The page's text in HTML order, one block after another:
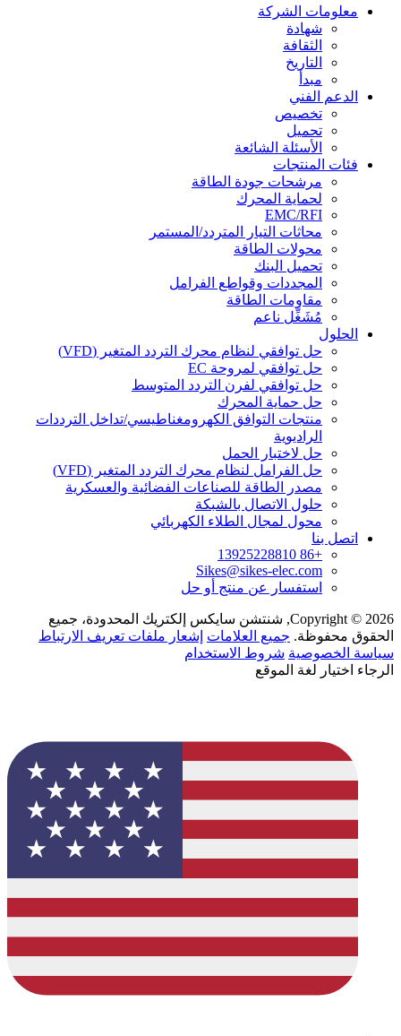
معلومات الشركة
شهادة
الثقافة
التاريخ
مبدأ
الدعم الفني
تخصيص
تحميل
الأسئلة الشائعة
فئات المنتجات
مرشحات جودة الطاقة
لحماية المحرك
EMC/RFI
محاثات التيار المتردد/المستمر
محولات الطاقة
تحميل البنك
المجددات وقواطع الفرامل
مقاومات الطاقة
مُشَغِّل ناعم
الحلول
حل توافقي لنظام محرك التردد المتغير (VFD)
حل توافقي لمروحة EC
حل توافقي لفرن التردد المتوسط
حل حماية المحرك
منتجات التوافق الكهرومغناطيسي/تداخل الترددات
الراديوية
حل لاختبار الحمل
حل الفرامل لنظام محرك التردد المتغير (VFD)
مصدر الطاقة للصناعات الفضائية والعسكرية
حلول الاتصال بالشبكة
محول لمجال الطلاء الكهربائي
اتصل بنا
+86 13925228810
Sikes@sikes-elec.com
استفسار عن منتج أو حل
Copyright © 2026, شنتشن سايكس إلكتريك المحدودة، جميع
الحقوق محفوظة. جميع العلامات إشعار ملفات تعريف الارتباط
سياسة الخصوصية شروط الاستخدام
الرجاء اختيار لغة الموقع